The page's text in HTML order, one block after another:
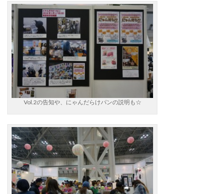
Vol.2の告知や、にゃんだらけパンの説明も☆